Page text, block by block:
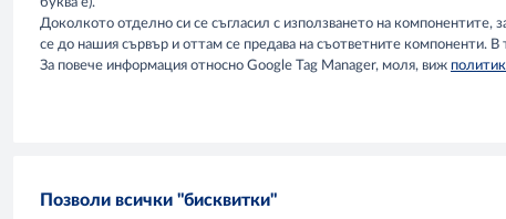
Доколкото отделно си се съгласил с използването на компонентите,
се до нашия сървър и оттам се предава на съответните компоненти. В
За повече информация относно Google Tag Manager, моля, виж
Позволи всички "бисквитки"